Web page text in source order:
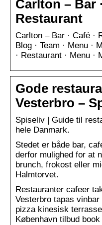
Carlton – Bar
Restaurant
Carlton – Bar · Café ·
Blog · Team · Menu ·
· Restaurant · Menu ·
Gode
Vesterbro –
Spiseliv | Guide til
hele Danmark.
Stedet er både bar,
derfor mulighed for at
brunch, frokost eller
Halmtorvet.
Restauranter cafeer
Vesterbro tapas
pizza kinesisk
København tilbud book